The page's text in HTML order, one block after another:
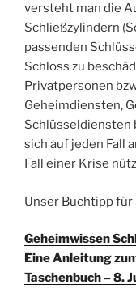
versteht man die
Schließzylindern
passenden
Schloss zu
Privatpersonen
Geheimdiensten,
Schlüsseldiensten
sich auf jeden Fall
Fall einer Krise
Unser Buchtipp für
Geheimwissen
Eine Anleitung
Taschenbuch – 8.